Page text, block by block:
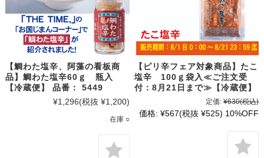
【鯛わた塩辛、阿藻の看板商
品】鯛わた塩辛60ｇ 瓶入
【冷蔵便】 品番： 5449
¥1,296(税抜 ¥1,200)
在庫 ○
【ピリ辛フェア対象商品】たこ
塩辛 100ｇ袋入≪ご注文受
付：8月21日まで≫【冷蔵便】
定価: ¥630(税込)
価格: ¥567(税抜 ¥525) 10%OFF